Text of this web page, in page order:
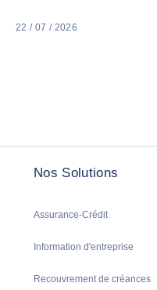
22 / 07 / 2026
Nos Solutions
Assurance-Crédit
Information d'entreprise
Recouvrement de créances